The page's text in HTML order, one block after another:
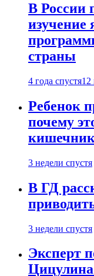
В России
изучение
страны
4 года спустя12
Ребенок
почему
3 недели спустя
В ГД
3 недели спустя
Эксперт
Цицулина